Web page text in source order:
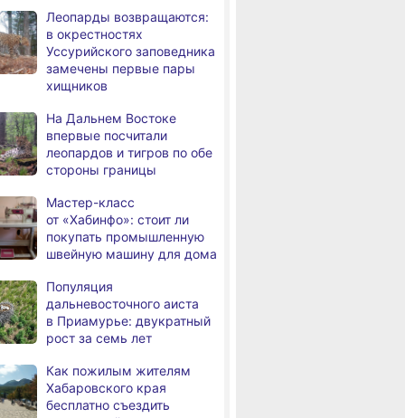
радиационный фон и пробки
в Хабаровске 6 августа
Какой сегодня день:
Всемирный день борьбы
оружия
В Комсомольске-на-Амуре
рейсовый автобус съехал
В Хабаровске состоится
фестиваль, посвящённый
Дню Победы
Японией
В Хабаровске пройдёт гала-
концерт фестиваля
В больнице имени
Владимирцева внедрили
Леопарды возвращаются:
в окрестностях
Уссурийского заповедника
замечены первые пары
хищников
На Дальнем Востоке
впервые посчитали
леопардов и тигров по обе
стороны границы
Мастер-класс
от «Хабинфо»: стоит ли
покупать промышленную
швейную машину для дома
Популяция
дальневосточного аиста
в Приамурье: двукратный
рост за семь лет
Как пожилым жителям
Хабаровского края
бесплатно съездить